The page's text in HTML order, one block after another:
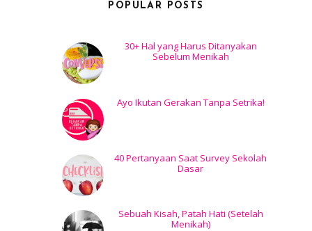
POPULAR POSTS
30+ Hal yang Harus Ditanyakan
Sebelum Menikah
Ayo Ikutan Gerakan Tanpa Setrika!
40 Pertanyaan Saat Survey Sekolah
Dasar
Sebuah Kisah, Patah Hati (Setelah
Menikah)